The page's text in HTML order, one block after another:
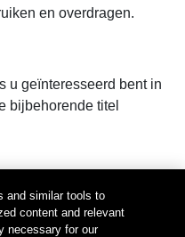
en overdragen.
u geïnteresseerd bent in
bijbehorende titel
and similar tools to
content and relevant
necessary for our